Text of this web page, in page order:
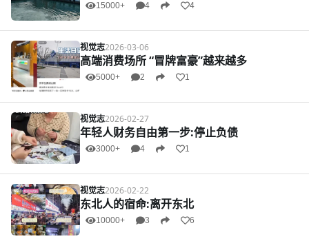
15000+ 4 4
视觉志2026-03-06
高端消费场所 “冒牌富豪”越来越多
5000+ 2 1
视觉志2026-02-27
年轻人财务自由第一步:停止负债
3000+ 4 1
视觉志2026-02-22
东北人的宿命:离开东北
10000+ 3 6